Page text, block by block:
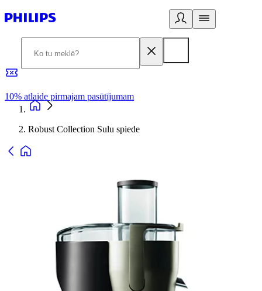
10% atlaide pirmajam pasūtījumam
Robust Collection Sulu spiede